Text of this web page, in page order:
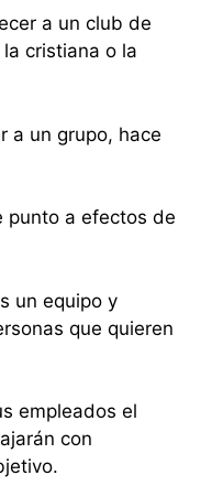
a un club de
cristiana o la
a un grupo, hace
punto a efectos de
un equipo y
que quieren
empleados el
con